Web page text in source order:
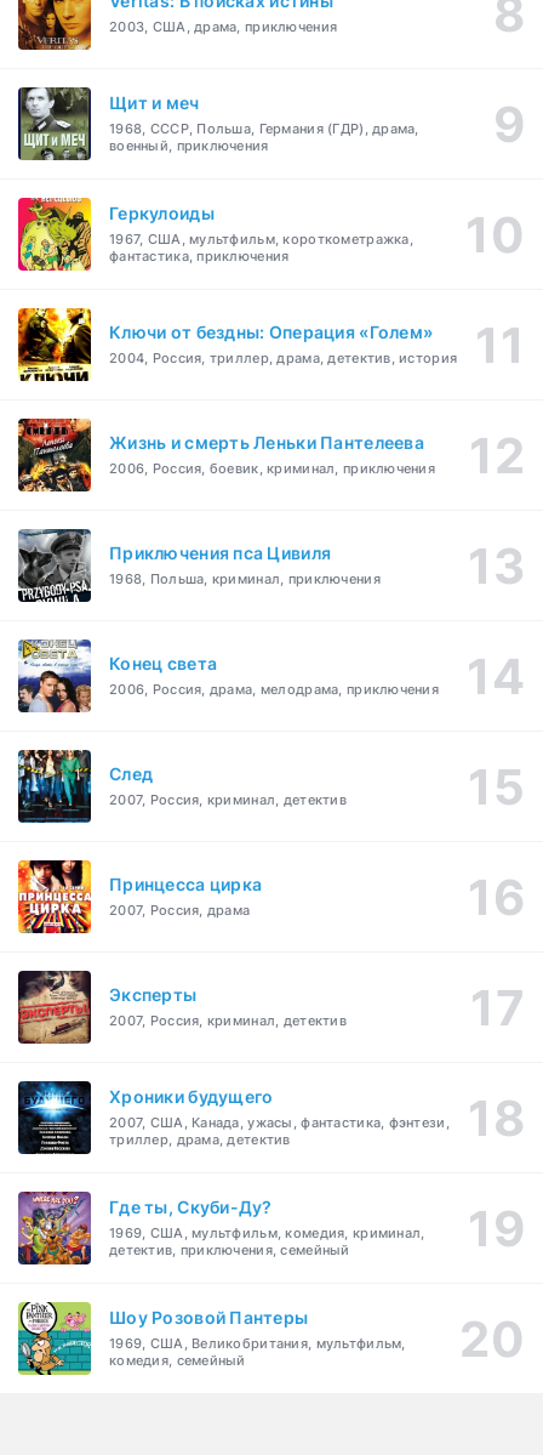
2003, США, драма, приключения
Щит и меч
1968, СССР, Польша, Германия (ГДР), драма,
военный, приключения
Геркулоиды
1967, США, мультфильм, короткометражка,
фантастика, приключения
Ключи от бездны: Операция «Голем»
2004, Россия, триллер, драма, детектив, история
Жизнь и смерть Леньки Пантелеева
2006, Россия, боевик, криминал, приключения
Приключения пса Цивиля
1968, Польша, криминал, приключения
Конец света
2006, Россия, драма, мелодрама, приключения
След
2007, Россия, криминал, детектив
Принцесса цирка
2007, Россия, драма
Эксперты
2007, Россия, криминал, детектив
Хроники будущего
2007, США, Канада, ужасы, фантастика, фэнтези,
триллер, драма, детектив
Где ты, Скуби-Ду?
1969, США, мультфильм, комедия, криминал,
детектив, приключения, семейный
Шоу Розовой Пантеры
1969, США, Великобритания, мультфильм,
комедия, семейный